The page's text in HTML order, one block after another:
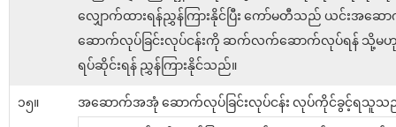
လျှောက်ထားရန်ညွှန်ကြားနိုင်ပြီး ကော်မတီသည် ယင်းအဆ
ဆောက်လုပ်ခြင်းလုပ်ငန်းကို ဆက်လက်ဆောက်လုပ်ရန် သို့မ
ရပ်ဆိုင်းရန် ညွှန်ကြားနိုင်သည်။
၁၅။ အဆောက်အအုံ ဆောက်လုပ်ခြင်းလုပ်ငန်း လုပ်ကိုင်ခွင့်ရသူသ